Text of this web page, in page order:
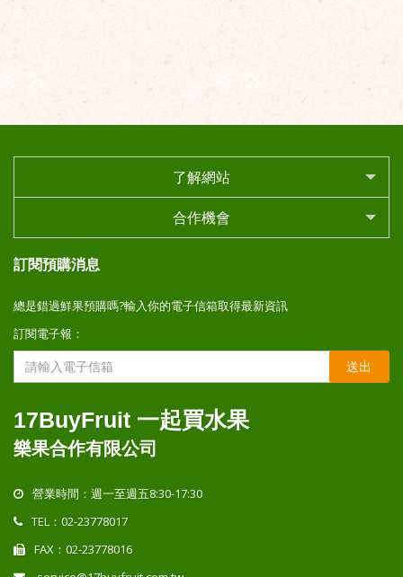
了解網站
合作機會
訂閱預購消息
總是錯過鮮果預購嗎?輸入你的電子信箱取得最新資訊
訂閱電子報：
送出
17BuyFruit 一起買水果
樂果合作有限公司
營業時間：週一至週五8:30-17:30
TEL：02-23778017
FAX：02-23778016